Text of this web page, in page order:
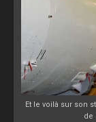
Et le voilà sur son
de